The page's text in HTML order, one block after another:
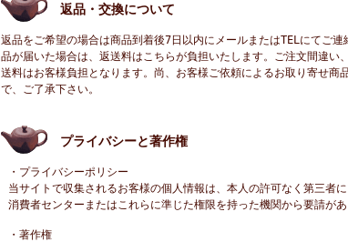
返品・交換について
返品をご希望の場合は商品到着後7日以内にメールまたはTELにてご
品が届いた場合は、返送料はこちらが負担いたします。ご注文間違
送料はお客様負担となります。尚、お客様ご依頼によるお取り寄せ
で、ご了承下さい。
プライバシーと著作権
・プライバシーポリシー
当サイトで収集されるお客様の個人情報は、本人の許可なく第三者
消費者センターまたはこれらに準じた権限を持った機関から要請が
・著作権